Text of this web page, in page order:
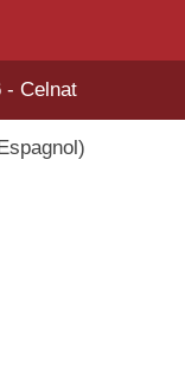
- Celnat
)